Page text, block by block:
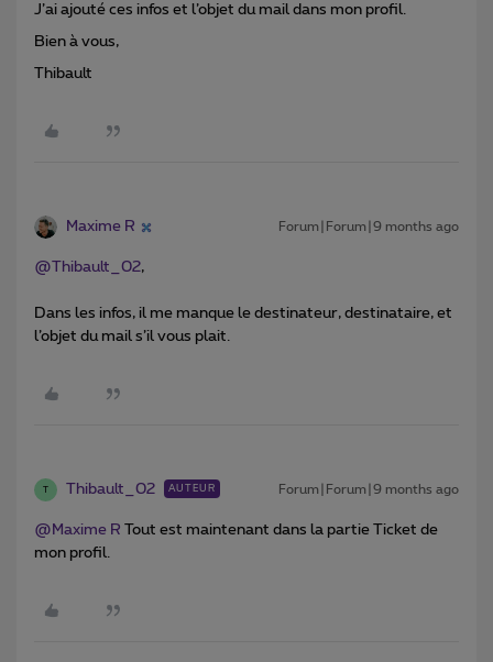
J’ai ajouté ces infos et l’objet du mail dans mon profil.
Bien à vous,
Thibault
Maxime R Forum|Forum|9 months ago
@Thibault_02,
Dans les infos, il me manque le destinateur, destinataire, et
l’objet du mail s’il vous plait.
T Thibault_02 AUTEUR Forum|Forum|9 months ago
@Maxime R Tout est maintenant dans la partie Ticket de
mon profil.